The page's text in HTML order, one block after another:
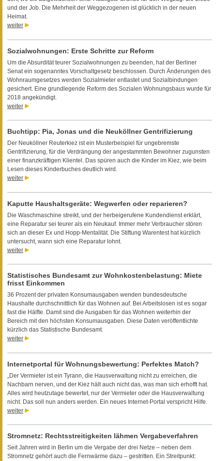
und der Job. Die Mehrheit der Weggezogenen ist glücklich in der neuen
Heimat.
weiter
Sozialwohnungen: Erste Schritte zur Reform
Um die Absurdität teurer Sozialwohnungen zu beenden, hat der Berliner
Senat ein sogenanntes Vorschaltgesetz beschlossen. Durch Änderungen des
Wohnraumgesetzes werden Sozialmieter entlastet und Sozialbindungen
gesichert. Eine grundlegende Reform des Sozialen Wohnungsbaus wurde für
2018 angekündigt.
weiter
Buchtipp: Pia, Jonas und die Neuköllner Gentrifizierung
Der Neuköllner Reuterkiez ist ein Musterbeispiel für ungebremste
Gentrifizierung, für die Verdrängung der angestammten Bewohner zugunsten
einer finanzkräftigen Klientel. Das spüren auch die Kinder im Kiez, wie beim
Lesen dieses Kinderbuches deutlich wird.
weiter
Kaputte Haushaltsgeräte: Wegwerfen oder reparieren?
Die Waschmaschine streikt, und der herbeigerufene Kundendienst erklärt,
eine Reparatur sei teurer als ein Neukauf. Immer mehr Verbraucher stören
sich an dieser Ex und Hopp-Mentalität. Die Stiftung Warentest hat kürzlich
untersucht, wann sich eine Reparatur lohnt.
weiter
Statistisches Bundesamt zur Wohnkostenbelastung: Miete
frisst Einkommen
36 Prozent der privaten Konsumausgaben wenden bundesdeutsche
Haushalte durchschnittlich für das Wohnen auf. Bei Arbeitslosen ist es sogar
fast die Hälfte. Damit sind die Ausgaben für das Wohnen weiterhin der
Bereich mit den höchsten Konsumausgaben. Diese Daten veröffentlichte
kürzlich das Statistische Bundesamt.
weiter
Internetportal für Wohnungsbewertung: Perfektes Match?
„Der Vermieter ist ein Tyrann, die Hausverwaltung nicht zu erreichen, die
Nachbarn nerven, und der Kiez hält auch nicht das, was man sich erhofft hat.
Alles wird heutzutage bewertet, nur der Vermieter oder die Hausverwaltung
nicht. Das soll nun anders werden. Ein neues Internet-Portal verspricht Hilfe.
weiter
Stromnetz: Rechtsstreitigkeiten lähmen Vergabeverfahren
Seit Jahren wird in Berlin um die Vergabe der drei Netze – neben dem
Stromnetz gehört auch die Fernwärme dazu – gestritten. Ein Streitpunkt: